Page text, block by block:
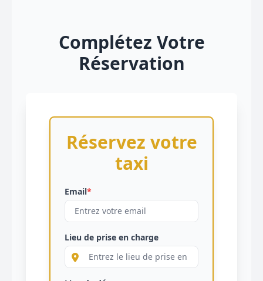
Complétez Votre
Réservation
Réservez votre
taxi
Email*
Lieu de prise en charge